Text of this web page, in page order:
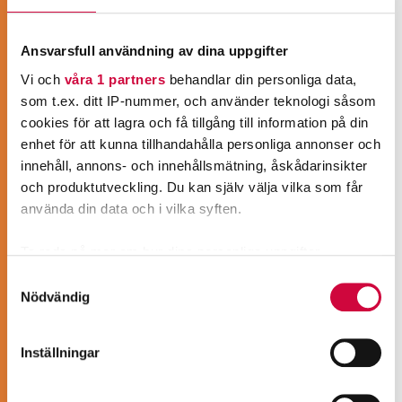
Ansvarsfull användning av dina uppgifter
Vi och våra 1 partners behandlar din personliga data,
som t.ex. ditt IP-nummer, och använder teknologi såsom
cookies för att lagra och få tillgång till information på din
enhet för att kunna tillhandahålla personliga annonser och
innehåll, annons- och innehållsmätning, åskådarinsikter
och produktutveckling. Du kan själv välja vilka som får
använda din data och i vilka syften.
Ta reda på mer om hur dina personliga uppgifter
Du kan ändra eller dra tillbaka ditt samtycke när som
Vi använder enhetsidentifierare för att anpassa innehållet
Nödvändig
Inställningar
BLI MEDLEM!
JHL är Finlands mångsidigaste
tusen olika yrkesbeteckningar inom
Vare sig du är närvårdare, vårdassistent,
barnskötare, städare, kosthållsarbetare,